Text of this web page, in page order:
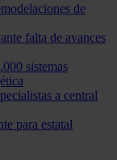
de
falta de avances
sistemas
a central
para estatal